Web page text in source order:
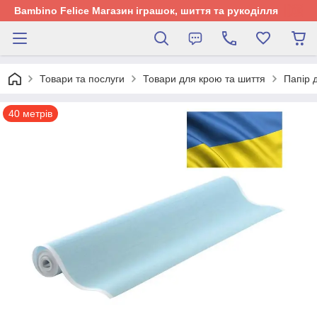
Bambino Felice Магазин іграшок, шиття та рукоділля
Товари та послуги Товари для крою та шиття Папір
40 метрів